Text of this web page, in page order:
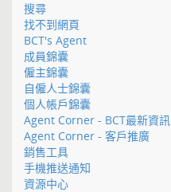
搜尋
找不到網頁
BCT's Agent
成員錦囊
僱主錦囊
自僱人士錦囊
個人帳戶錦囊
Agent Corner - BCT最新資訊
Agent Corner - 客戶推廣
銷售工具
手機推送通知
資源中心